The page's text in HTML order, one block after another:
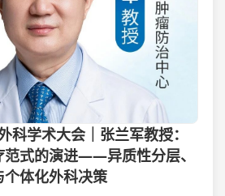
科学术大会｜张兰军教授：
式的演进——异质性分层、
体化外科决策